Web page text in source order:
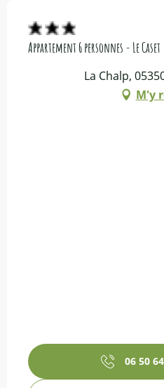
Appartement 6 personnes - Le Caset
La Chalp,
M'y
06 50